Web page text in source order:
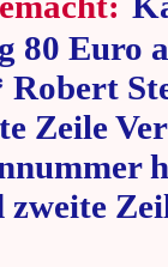
80 Euro
Zeile